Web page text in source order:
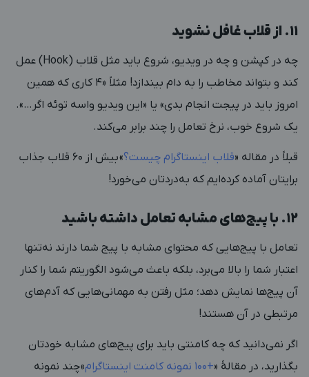
۱۱. از قلاب غافل نشوید
چه در کپشن و چه در ویدیو، شروع باید مثل قلاب (Hook) عمل
کند و بتواند مخاطب را به دام بیندازد! مثلاً «۴ کاری که همین
امروز باید در پیجت انجام بدی» یا «این ویدیو واسه توئه اگر…».
یک شروع خوب، نرخ تعامل را چند برابر می‌کند.
قبلاً در مقاله «قلاب اینستاگرام چیست؟»
بیش از ۶۰ قلاب جذاب
برایتان آماده کرده‌ایم که به‌دردتان می‌خورد!
۱۲. با پیج‌های مشابه تعامل داشته باشید
تعامل با پیج‌هایی که محتوای مشابه با پیج شما دارند نه‌تنها
اعتبار شما را بالا می‌برد، بلکه باعث می‌شود الگوریتم شما را کنار
آن پیج‌ها نمایش دهد؛ مثل رفتن به مهمانی‌هایی که آدم‌های
مرتبطی در آن هستند!
اگر نمی‌دانید که چه کامنتی باید برای پیج‌های مشابه خودتان
بگذارید، در مقالۀ «+۱۰۰ نمونه کامنت اینستاگرام »چند نمونه